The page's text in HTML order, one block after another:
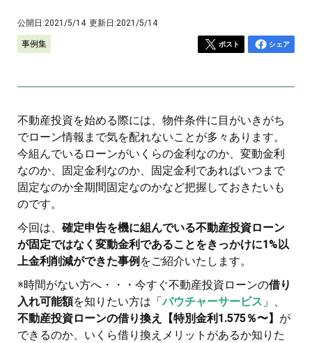
公開日:2021/5/14 更新日:2021/5/14
事例集 ポスト シェア
不動産投資を始める際には、物件条件に目がいきがち
でローン情報まで気を配れないことが多々あります。
今組んでいるローンがいくらの金利なのか、変動金利
なのか、固定金利なのか、固定金利であればいつまで
固定なのか全期間固定なのかなど把握しておきたいも
のです。
今回は、 確定申告を機に組んでいる不動産投資ローン
が固定ではなく変動金利であることをきっかけに1%以
上金利削減ができた事例 をご紹介いたします。
※時間がない方へ・・・今すぐ不動産投資ローンの借り
入れ可能額を知りたい方は「バウチャーサービス 」、
不動産投資ローンの借り換え【特別金利1.575％〜】 が
できるのか、いくら借り換えメリットがあるか知りた